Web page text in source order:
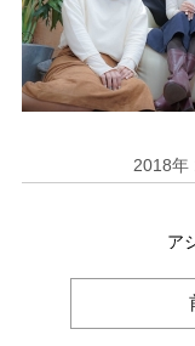
2018年
ア